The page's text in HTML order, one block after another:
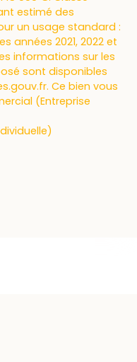
estimé des
un usage standard :
années 2021, 2022 et
informations sur les
sont disponibles
Ce bien vous
(Entreprise